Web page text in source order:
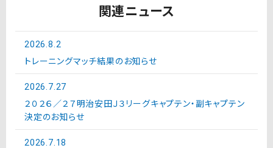
関連ニュース
2026.8.2
トレーニングマッチ結果のお知らせ
2026.7.27
２０２６／２７明治安田Ｊ３リーグキャプテン・副キャプテン
決定のお知らせ
2026.7.18